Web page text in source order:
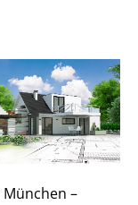
–